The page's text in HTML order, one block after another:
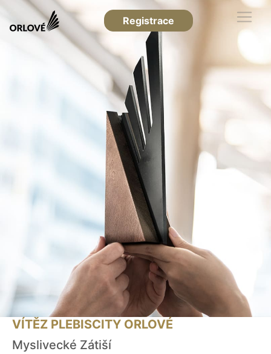
Registrace
VÍTĚZ PLEBISCITY ORLOVÉ
Myslivecké Zátiší